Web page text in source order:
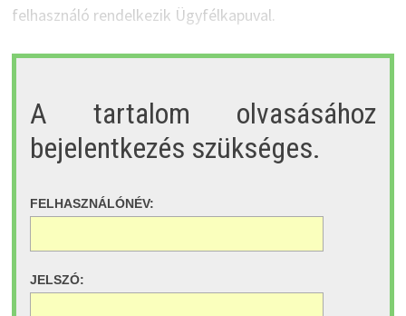
felhasználó rendelkezik Ügyfélkapuval.
A tartalom olvasásához
bejelentkezés szükséges.
FELHASZNÁLÓNÉV:
JELSZÓ: